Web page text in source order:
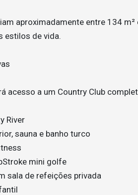
aproximadamente entre 134
estilos de vida.
acesso a um Country Club
River
sauna e banho turco
mini golfe
sala de refeições privada